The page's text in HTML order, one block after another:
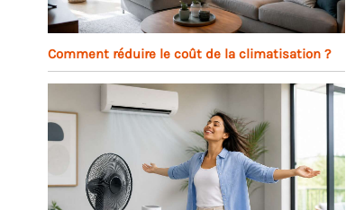
Comment réduire le coût de la climatisation ?